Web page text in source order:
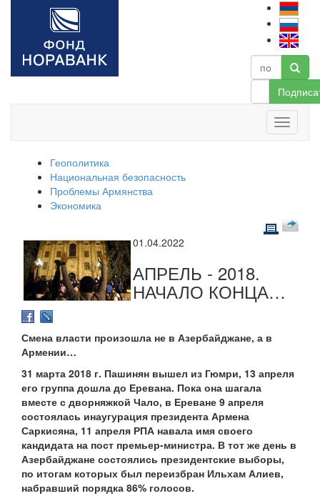
Геополитика
Национальная безопасность
Проблемы Армянства
Экономика
01.04.2022
АПРЕЛЬ - 2018.
НАЧАЛО КОНЦА…
Смена власти произошла не в Азербайджане, а в
Армении…
31 марта 2018 г. Пашинян вышел из Гюмри, 13 апреля
его группа дошла до Еревана. Пока она шагала
вместе с дворняжкой Чало, в Ереване 9 апреля
состоялась инаугурация президента Армена
Саркисяна, 11 апреля РПА навала имя своего
кандидата на пост премьер-министра. В тот же день в
Азербайджане состоялись президентские выборы,
по итогам которых был переизбран Ильхам Алиев,
набравший порядка 86% голосов.